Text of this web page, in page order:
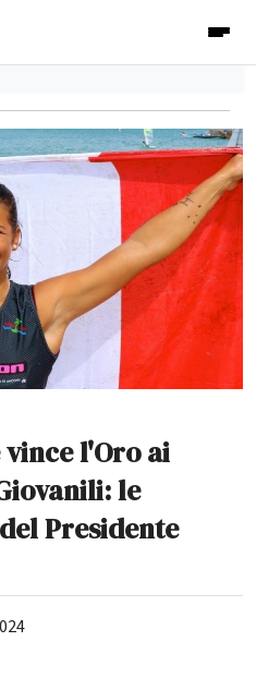
l'Oro ai
le
Presidente